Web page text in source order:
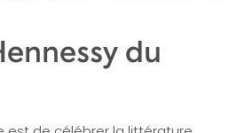
du